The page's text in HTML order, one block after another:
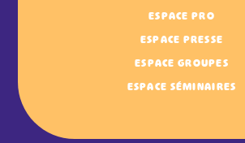
ESPACE PRO
ESPACE PRESSE
ESPACE GROUPES
ESPACE SÉMINAIRES